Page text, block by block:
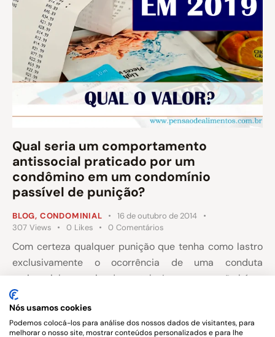
Qual seria um comportamento
antissocial praticado por um
condômino em um condomínio
passível de punição?
BLOG, CONDOMINIAL
16 de outubro de 2014
307 Views 0 Likes 0 Comentários
Com certeza qualquer punição que tenha como lastro
exclusivamente o ocorrência de uma conduta
antissocial necessita de cautela. Isso porque, não há na
legislação uma definição sobre o que é um
comportamento antissocial.
Nós usamos cookies
Podemos colocá-los para análise dos nossos dados de visitantes, para
melhorar o nosso site, mostrar conteúdos personalizados e para lhe